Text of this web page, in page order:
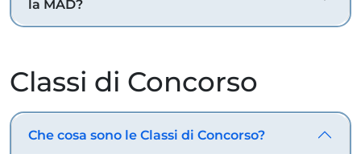
la MAD?
Classi di Concorso
Che cosa sono le Classi di Concorso?